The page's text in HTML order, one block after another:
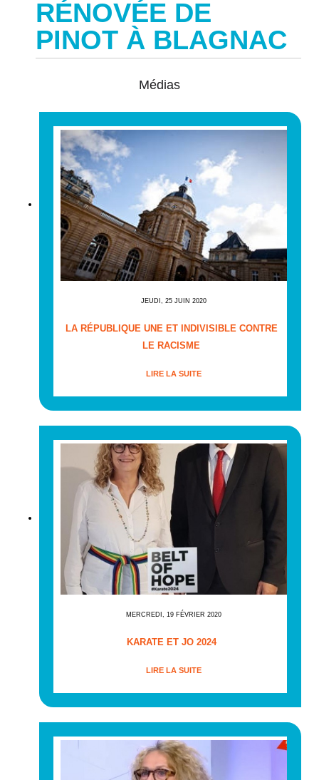
RÉNOVÉE DE
PINOT À BLAGNAC
Médias
JEUDI, 25 JUIN 2020
LA RÉPUBLIQUE UNE ET INDIVISIBLE CONTRE
LE RACISME
LIRE LA SUITE
MERCREDI, 19 FÉVRIER 2020
KARATE ET JO 2024
LIRE LA SUITE